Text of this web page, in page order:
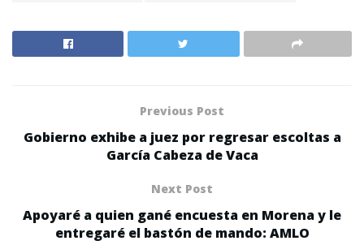
Previous Post
Gobierno exhibe a juez por regresar escoltas a
García Cabeza de Vaca
Next Post
Apoyaré a quien gané encuesta en Morena y le
entregaré el bastón de mando: AMLO